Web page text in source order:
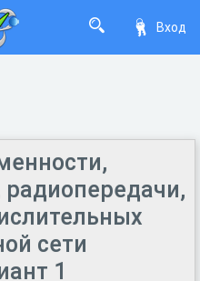
Вход
радиопередачи,
сети
1